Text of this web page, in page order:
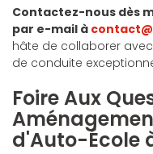
Contactez-nous dès
par e-mail à
hâte de collaborer
de conduite
Foire Aux
d'Auto-École